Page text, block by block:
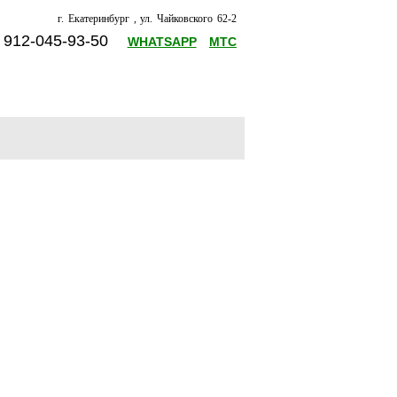
г. Екатеринбург , ул. Чайковского 62-2
045-93-50 WHATSAPP МТС